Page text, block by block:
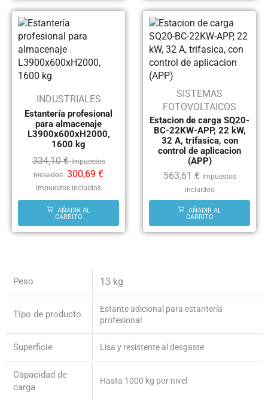
INDUSTRIALES
Estantería profesional
para almacenaje
L3900x600xH2000,
1600 kg
334,10€ Impuestos
incluidos 300,69 €
Impuestos incluidos
AÑADIR AL
CARRITO
SISTEMAS
FOTOVOLTAICOS
Estacion de carga SQ20-
BC-22KW-APP, 22 kW,
32 A, trifasica, con
control de aplicacion
(APP)
563,61 €
Impuestos
incluidos
AÑADIR AL
CARRITO
Peso 13 kg
Tipo de producto
Estante adicional para estantería
profesional
Superficie Lisa y resistente al desgaste
Capacidad de
carga
Hasta 1000 kg por nivel